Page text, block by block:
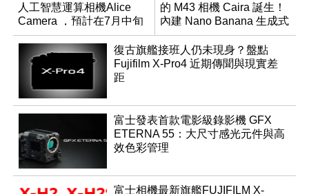
人工智慧運算相機Alice
Camera ，預計在7月中旬
開始交貨！
的 M43 相機 Caira 誕生！
內建 Nano Banana 生成式
AI
復古旗艦接班人仍未現身？盤點
Fujifilm X-Pro4 近期傳聞與現實差
距
富士發表首款電影級錄影機 GFX
ETERNA 55：大尺寸感光元件與高
效色彩管理
富士相機最新旗艦FUJIFILM X-